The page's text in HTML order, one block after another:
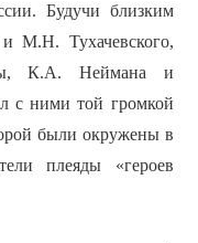
Будучи близким
М.Н. Тухачевского,
К.А. Неймана и
с ними той громкой
были окружены в
плеяды «героев